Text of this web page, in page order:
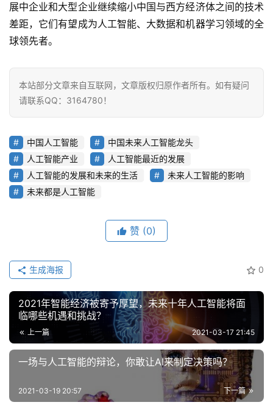
业
界
人
工
智
深
度
学
习
未
来
医
智
驾
驶
登录
展中企业和大型企业继续缩小中国与西方经济体之间的技术
差距，它们有望成为人工智能、大数据和机器学习领域的全
球领先者。
本站部分文章来自互联网，文章版权归原作者所有。如有疑问
请联系QQ：3164780！
中国人工智能
中国未来人工智能龙头
人工智能产业
人工智能最近的发展
人工智能的发展和未来的生活
未来人工智能的影响
未来都是人工智能
赞 (0)
0
生成海报
2021年智能经济被寄予厚望，未来十年人工智能将面
临哪些机遇和挑战？
上一篇 2021-03-17 21:45
一场与人工智能的辩论，你敢让AI来制定决策吗？
下一篇
2021-03-19 20:57